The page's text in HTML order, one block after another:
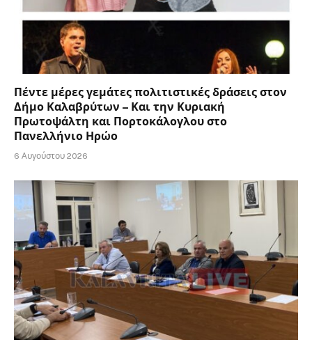
Πέντε μέρες γεμάτες πολιτιστικές δράσεις στον
Δήμο Καλαβρύτων – Και την Κυριακή
Πρωτοψάλτη και Πορτοκάλογλου στο
Πανελλήνιο Ηρώο
6 Αυγούστου 2026